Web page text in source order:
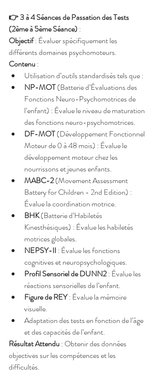
👉 3 à 4 Séances de Passation des Tests
(2ème à 5ème Séance) :
Objectif : Évaluer spécifiquement les
différents domaines psychomoteurs.
Contenu :
Utilisation d’outils standardisés tels que :
NP-MOT (Batterie d’Évaluations des
Fonctions Neuro-Psychomotrices de
l’enfant) : Évalue le niveau de maturation
des fonctions neuro-psychomotrices.
DF-MOT (Développement Fonctionnel
Moteur de 0 à 48 mois) : Évalue le
développement moteur chez les
nourrissons et jeunes enfants.
MABC-2 (Movement Assessment
Battery for Children - 2nd Edition) :
Évalue la coordination motrice.
BHK (Batterie d’Habiletés
Kinesthésiques) : Évalue les habiletés
motrices globales.
NEPSY-II : Évalue les fonctions
cognitives et neuropsychologiques.
Profil Sensoriel de DUNN2 : Évalue les
réactions sensorielles de l’enfant.
Figure de REY : Évalue la mémoire
visuelle.
Adaptation des tests en fonction de l’âge
et des capacités de l’enfant.
Résultat Attendu : Obtenir des données
objectives sur les compétences et les
difficultés.